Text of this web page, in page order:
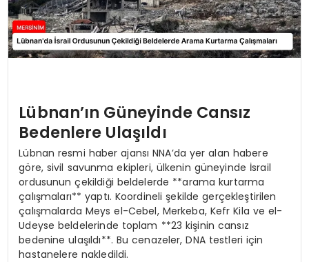
Lübnan’ın Güneyinde Cansız
Bedenlere Ulaşıldı
Lübnan resmi haber ajansı NNA’da yer alan habere
göre, sivil savunma ekipleri, ülkenin güneyinde İsrail
ordusunun çekildiği beldelerde **arama kurtarma
çalışmaları** yaptı. Koordineli şekilde gerçekleştirilen
çalışmalarda Meys el-Cebel, Merkeba, Kefr Kila ve el-
Udeyse beldelerinde toplam **23 kişinin cansız
bedenine ulaşıldı**. Bu cenazeler, DNA testleri için
hastanelere nakledildi.